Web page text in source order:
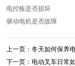
电控板是否损坏
驱动电机是否故障
上一页：冬天如何保养
下一页：电动叉车日常